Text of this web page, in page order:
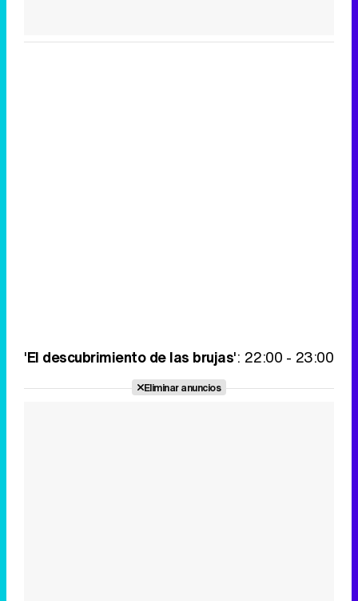
'El descubrimiento de las brujas': 22:00 - 23:00
Eliminar anuncios